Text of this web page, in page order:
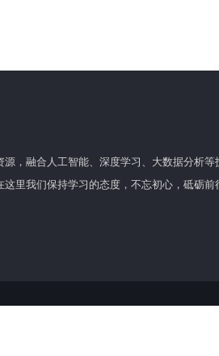
源，融合人工智能、深度学习、大数据分析
这里我们保持学习的态度，不忘初心，砥砺前